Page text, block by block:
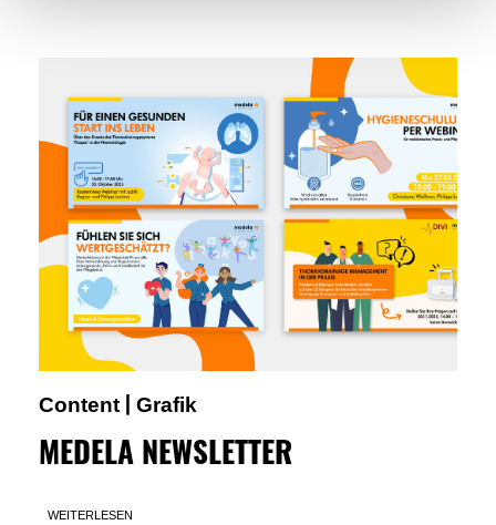
Content |Grafik
MEDELA NEWSLETTER
WEITERLESEN